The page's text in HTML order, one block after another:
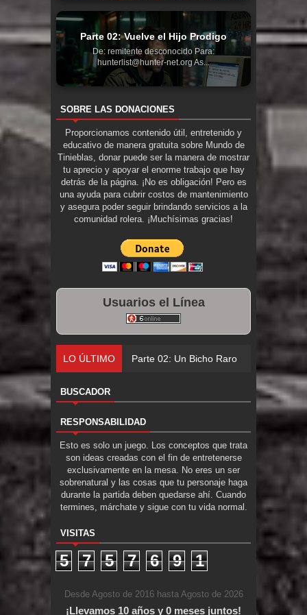
Parte 02: Vuelve el Hijo Prodigo
De: remitente desconocido Para:
hunterlist@hunter-net.org As...
SOBRE LAS DONACIONES
Proporcionamos contenido útil, entretenido y
educativo de manera gratuita sobre Mundo de
Tinieblas, donar puede ser la manera de mostrar
tu aprecio y apoyar el enorme trabajo que hay
detrás de la página. ¡No es obligación! Pero es
una ayuda para cubrir costos de mantenimiento
y asegura poder seguir brindando servicios a la
comunidad rolera. ¡Muchísimas gracias!
Usuarios el Línea
LO ÚLTIMO Parte 02: Un Bicho Raro
BUSCADOR
RESPONSABILIDAD
Esto es solo un juego. Los conceptos que trata
son ideas creadas con el fin de entretenerse
exclusivamente en la mesa. No eres un ser
sobrenatural y las cosas que tu personaje haga
durante la partida deben quedarse ahí. Cuando
termines, márchate y sigue con tu vida normal.
VISITAS
5 7 5 7 6 9 1
Desde Agosto de 2016 hasta Agosto de 2026
¡Llevamos 10 años y 0 meses juntos!